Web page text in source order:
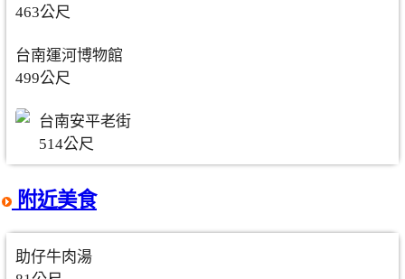
463公尺
台南運河博物館
499公尺
台南安平老街
514公尺
附近美食
助仔牛肉湯